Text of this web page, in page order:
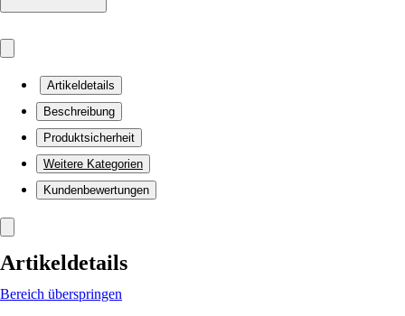
Artikeldetails
Beschreibung
Produktsicherheit
Weitere Kategorien
Kundenbewertungen
Artikeldetails
Bereich überspringen